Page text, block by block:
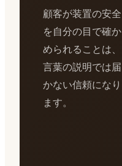
顧客が装置の安全
を自分の目で確か
められることは、
言葉の説明では届
かない信頼になり
ます。